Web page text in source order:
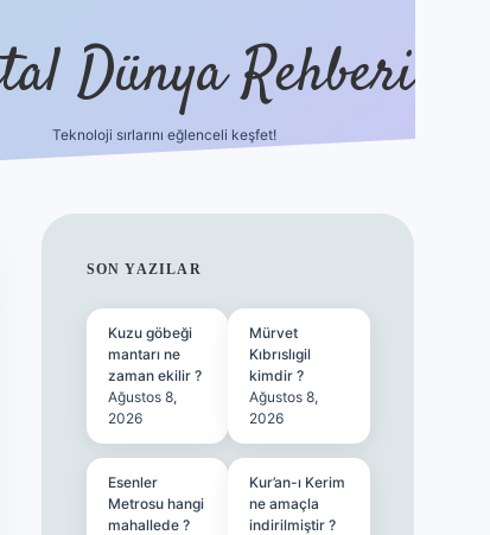
Dünya Rehberi
Teknoloji sırlarını eğlenceli keşfet!
SIDEBAR
SON YAZILAR
Kuzu göbeği
mantarı ne
zaman ekilir ?
Ağustos 8,
2026
Mürvet
Kıbrıslıgil
kimdir ?
Ağustos 8,
2026
Esenler
Metrosu hangi
mahallede ?
Kur’an-ı Kerim
ne amaçla
indirilmiştir ?